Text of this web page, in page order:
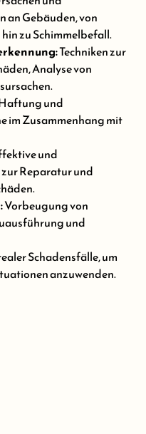
an Gebäuden, von
zu Schimmelbefall.
Techniken zur
Analyse von
und
im Zusammenhang mit
und
Reparatur und
Vorbeugung von
und
Schadensfälle, um
anzuwenden.